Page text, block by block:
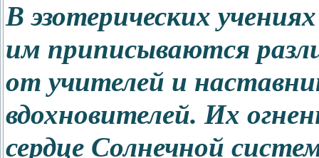
В эзотерических
им приписываются
от учителей и
вдохновителей. Их
сердце Солнечной